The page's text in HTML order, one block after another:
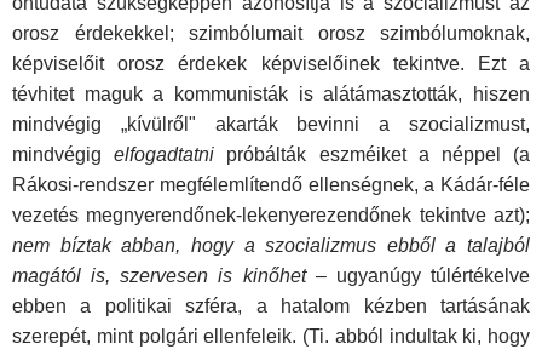
orosz érdekekkel; szimbólumait orosz szimbólumoknak,
képviselőit orosz érde­kek képviselőinek tekintve. Ezt a
tévhitet maguk a kommunis­ták is alátámasztották, hiszen
mindvégig „kívülről" akarták bevinni a szocializmust,
mindvégigelfogadtatni próbálták eszméiket a néppel (a
Rákosi-rendszer megfélemlítendő el­lenségnek, a Kádár-féle
vezetés megnyerendőnek-lekenyerezendőnek tekintve azt);
nem bíztak abban, hogy a szocia­lizmus ebből a talajból
magától is, szervesen is kinőhet– ugyanúgy túlértékelve
ebben a politikai szféra, a hatalom kéz­ben tartásának
szerepét, mint polgári ellenfeleik. (Ti. abból in­dultak ki, hogy